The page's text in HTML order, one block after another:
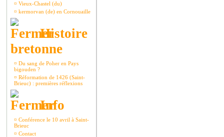
¤ Vieux-Chastel (du)
¤ kermorvan (de) en Cornouaille
Histoire
bretonne
¤ Du sang de Poher en Pays
bigouden ?
¤ Réformation de 1426 (Saint-
Brieuc) : premières réflexions
Info
¤ Conférence le 10 avril à Saint-
Brieuc
¤ Contact